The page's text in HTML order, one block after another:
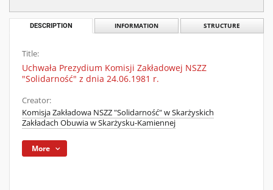
DESCRIPTION INFORMATION STRUCTURE
Title:
Uchwała Prezydium Komisji Zakładowej NSZZ
"Solidarność" z dnia 24.06.1981 r.
Creator:
Komisja Zakładowa NSZZ "Solidarność" w Skarżyskich
Zakładach Obuwia w Skarżysku-Kamiennej
More